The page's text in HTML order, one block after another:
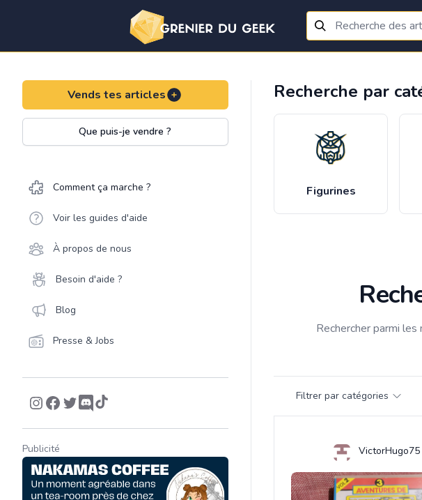
Vends tes articles
Que puis-je vendre ?
Comment ça marche ?
Voir les guides d'aide
À propos de nous
Besoin d'aide ?
Blog
Presse & Jobs
Publicité
Recherche par
Figurines
Rechercher parmi
Filtrer par catégories
VictorHugo75